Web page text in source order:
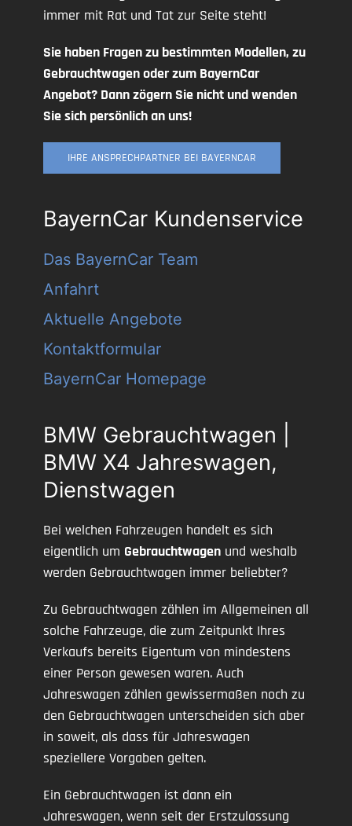
immer mit Rat und Tat zur Seite steht!
Sie haben Fragen zu bestimmten Modellen, zu
Gebrauchtwagen oder zum BayernCar
Angebot? Dann zögern Sie nicht und wenden
Sie sich persönlich an uns!
IHRE ANSPRECHPARTNER BEI BAYERNCAR
BayernCar Kundenservice
Das BayernCar Team
Anfahrt
Aktuelle Angebote
Kontaktformular
BayernCar Homepage
BMW Gebrauchtwagen |
BMW X4 Jahreswagen,
Dienstwagen
Bei welchen Fahrzeugen handelt es sich
eigentlich um Gebrauchtwagen und weshalb
werden Gebrauchtwagen immer beliebter?
Zu Gebrauchtwagen zählen im Allgemeinen all
solche Fahrzeuge, die zum Zeitpunkt Ihres
Verkaufs bereits Eigentum von mindestens
einer Person gewesen waren. Auch
Jahreswagen zählen gewissermaßen noch zu
den Gebrauchtwagen unterscheiden sich aber
in soweit, als dass für Jahreswagen
speziellere Vorgaben gelten.
Ein Gebrauchtwagen ist dann ein
Jahreswagen, wenn seit der Erstzulassung